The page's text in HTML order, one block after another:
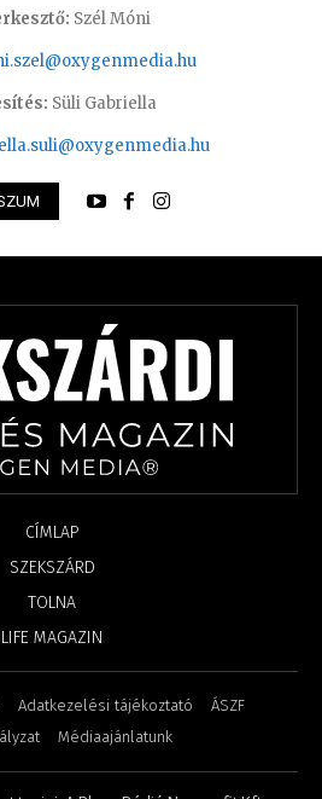
Szél Móni
Süli Gabriella
CÍMLAP
SZEKSZÁRD
TOLNA
LIFE MAGAZIN
Adatkezelési tájékoztató
ÁSZF
Médiaajánlatunk